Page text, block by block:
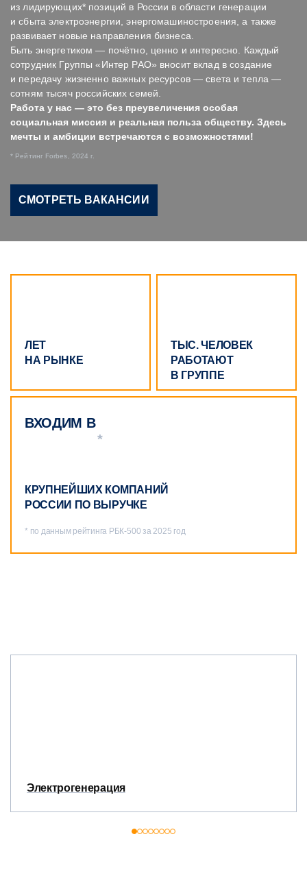
СМОТРЕТЬ ВАКАНСИИ
из лидирующих* позиций в России в области генерации
и сбыта электроэнергии, энергомашиностроения, а также
развивает новые направления бизнеса.
Быть энергетиком — почётно, ценно и интересно. Каждый
сотрудник Группы «Интер РАО» вносит вклад в создание
и передачу жизненно важных ресурсов — света и тепла —
сотням тысяч российских семей.
Работа у нас — это без преувеличения особая
социальная миссия и реальная польза обществу. Здесь
мечты и амбиции встречаются с возможностями!
* Рейтинг Forbes, 2024 г.
ЛЕТ
НА РЫНКЕ
ВХОДИМ В
*
КРУПНЕЙШИХ КОМПАНИЙ
РОССИИ ПО ВЫРУЧКЕ
* по данным рейтинга РБК‑500 за 2025 год
ТЫС. ЧЕЛОВЕК
РАБОТАЮТ
В ГРУППЕ
Электрогенерация